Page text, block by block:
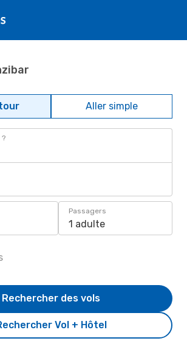
Aller simple
Passagers
1 adulte
Vol + Hôtel
Rechercher des vols